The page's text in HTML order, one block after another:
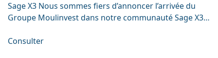
Sage X3 Nous sommes fiers d’annoncer l’arrivée du
Groupe Moulinvest dans notre communauté Sage X3,
engagé dans la filière bois Fondé en 1916, Moulinvest
Consulter